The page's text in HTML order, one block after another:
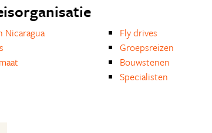
Nicaragua
Fly drives
Groepsreizen
Bouwstenen
Specialisten